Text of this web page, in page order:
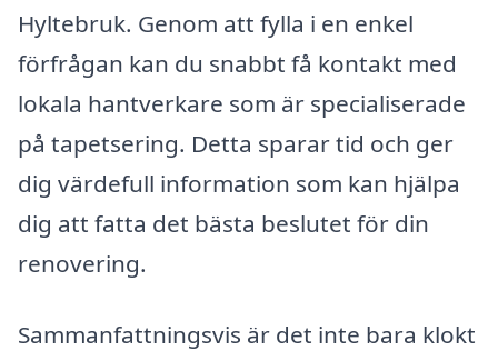
Hyltebruk. Genom att fylla i en enkel
förfrågan kan du snabbt få kontakt med
lokala hantverkare som är specialiserade
på tapetsering. Detta sparar tid och ger
dig värdefull information som kan hjälpa
dig att fatta det bästa beslutet för din
renovering.
Sammanfattningsvis är det inte bara klokt